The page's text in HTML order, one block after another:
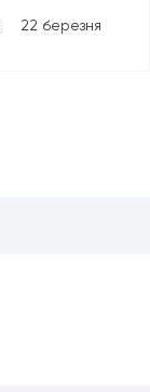
22 березня